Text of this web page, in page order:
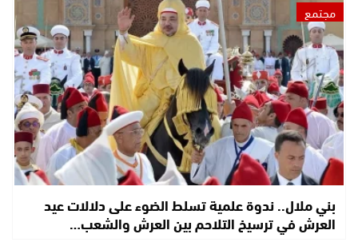
مجتمع
بني ملال.. ندوة علمية تسلط الضوء على دلالات عيد
العرش في ترسيخ التلاحم بين العرش والشعب…